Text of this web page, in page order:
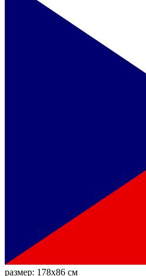
размер: 178x86 см